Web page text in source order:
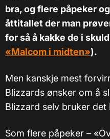
bra, og flere påpeker
åttitallet der man
for så å kakke de i
«Malcom i midten»).
Men kanskje mest
Blizzards ønsker om å
Blizzard selv bruker det
Som flere påpeker –